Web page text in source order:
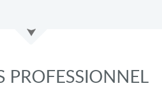
PROFESSIONNEL